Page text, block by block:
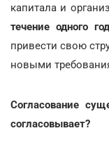
капитала и
течение одного
привести свою
новыми
Согласование
согласовывает?